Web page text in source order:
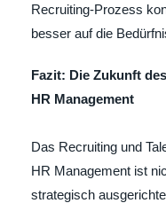
Recruiting-Prozess
besser auf die
Fazit: Die Zukunft
HR Management
Das Recruiting und
HR Management ist
strategisch